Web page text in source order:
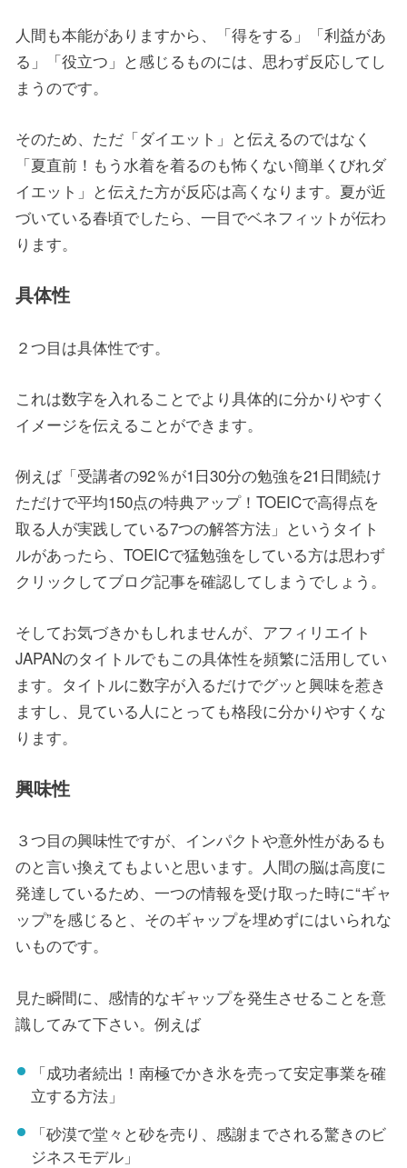
人間も本能がありますから、「得をする」「利益があ
る」「役立つ」と感じるものには、思わず反応してし
まうのです。
そのため、ただ「ダイエット」と伝えるのではなく
「夏直前！もう水着を着るのも怖くない簡単くびれダ
イエット」と伝えた方が反応は高くなります。夏が近
づいている春頃でしたら、一目でベネフィットが伝わ
ります。
具体性
２つ目は具体性です。
これは数字を入れることでより具体的に分かりやすく
イメージを伝えることができます。
例えば「受講者の92％が1日30分の勉強を21日間続け
ただけで平均150点の特典アップ！TOEICで高得点を
取る人が実践している7つの解答方法」というタイト
ルがあったら、TOEICで猛勉強をしている方は思わず
クリックしてブログ記事を確認してしまうでしょう。
そしてお気づきかもしれませんが、アフィリエイト
JAPANのタイトルでもこの具体性を頻繁に活用してい
ます。タイトルに数字が入るだけでグッと興味を惹き
ますし、見ている人にとっても格段に分かりやすくな
ります。
興味性
３つ目の興味性ですが、インパクトや意外性があるも
のと言い換えてもよいと思います。人間の脳は高度に
発達しているため、一つの情報を受け取った時に“ギャ
ップ”を感じると、そのギャップを埋めずにはいられな
いものです。
見た瞬間に、感情的なギャップを発生させることを意
識してみて下さい。例えば
「成功者続出！南極でかき氷を売って安定事業を確
立する方法」
「砂漠で堂々と砂を売り、感謝までされる驚きのビ
ジネスモデル」